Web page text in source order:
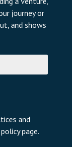
journey or
and shows
and
page.